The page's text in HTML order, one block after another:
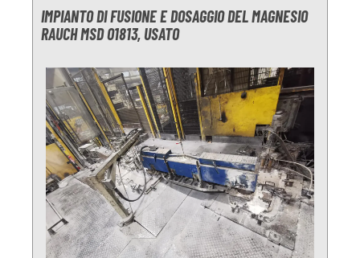
IMPIANTO DI FUSIONE E DOSAGGIO DEL MAGNESIO
RAUCH MSD O1813, USATO